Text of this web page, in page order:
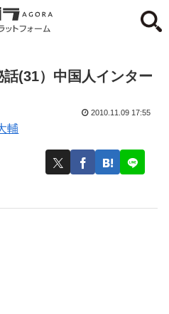
(31）中国人インター
輔
2010.11.09 17:55